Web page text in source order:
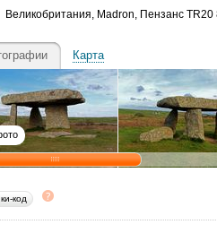
Великобритания, Madron, Пензанс TR20
Карта
код